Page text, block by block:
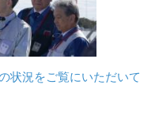
状況をご覧にいただいて